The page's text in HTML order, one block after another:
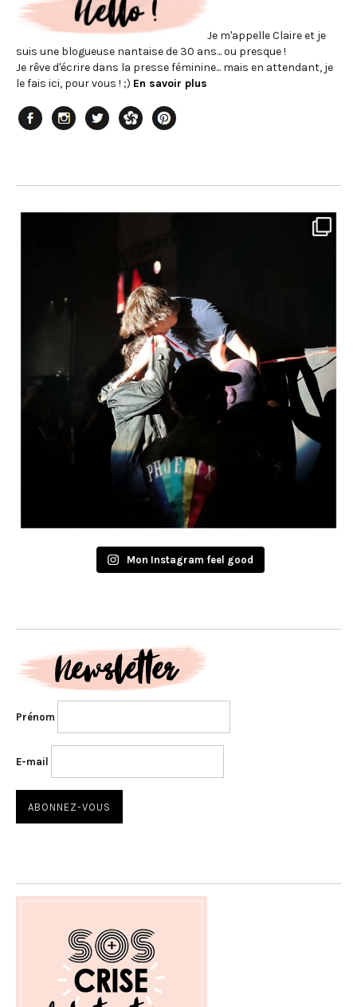
Je m'appelle Claire et je
suis une blogueuse nantaise de 30 ans... ou presque !
Je rêve d'écrire dans la presse féminine... mais en attendant, je
le fais ici, pour vous ! ;) En savoir plus
Mon Instagram feel good
Prénom
E-mail